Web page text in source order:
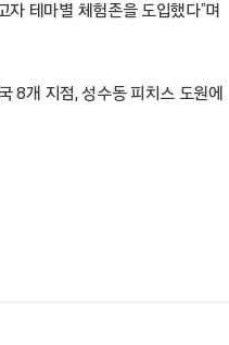
테마별 체험존을 도입했다”며
8개 지점, 성수동 피치스 도원에